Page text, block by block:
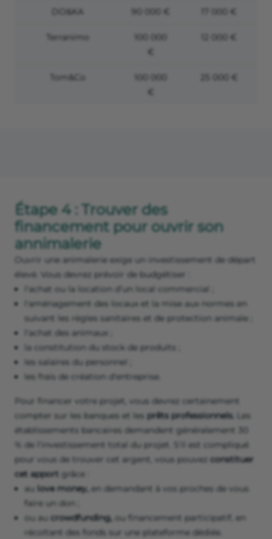
DO&KA 90 000 € 17 000 €
Terranimo
100 000
€
12 000 €
Tom&Co
100 000
€
25 000 €
Étape 4 : Trouver des
financement pour ouvrir son
annimalerie
Ouvrir une animalerie exige un investissement de départ
élevé. Vous devrez prévoir de budgétiser :
l'achat ou la location d’un local commercial ;
l'aménagement des locaux et la mise aux normes en
suivant les règles sanitaires et de protection animale ;
l'achat des animaux ;
la constitution du stock de produits ;
les salaires du personnel ;
les frais de création d'entreprise.
Pour financer votre projet, vous devrez certainement
compter sur les banques et les prêts professionnels.
Les
établissements bancaires demandent généralement 30
% de l'investissement total du projet. S'il est compliqué
pour vous de trouver cet argent, vous pouvez constituer
cet apport grâce :
au love money, en demandant à vos proches de vous
faire un don ;
ou au crowdfunding, ou financement participatif, en
récoltant des fonds sur une plateforme dédiée.